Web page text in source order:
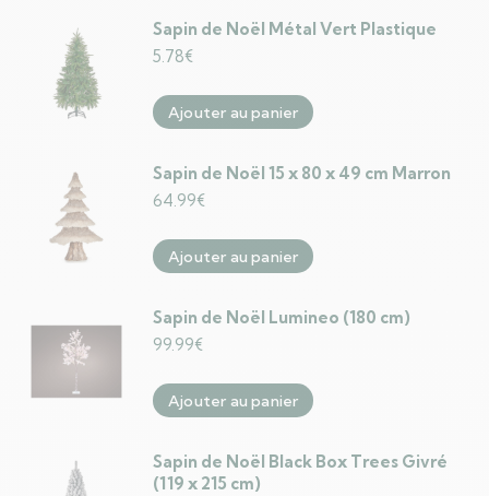
Sapin de Noël Métal Vert Plastique
5.78€
Ajouter au panier
Sapin de Noël 15 x 80 x 49 cm Marron
64.99€
Ajouter au panier
Sapin de Noël Lumineo (180 cm)
99.99€
Ajouter au panier
Sapin de Noël Black Box Trees Givré
(119 x 215 cm)